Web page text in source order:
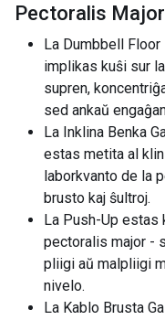
Pectoralis
La Dumbbell
implikas kuŝi sur
supren,
sed ankaŭ
La Inklina Benka
estas metita al
laborkvanto de la
brusto kaj ŝultroj.
La Push-Up estas
pectoralis major -
pliigi aŭ malpliigi
nivelo.
La Kablo Brusta